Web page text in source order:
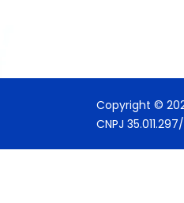
Copyright ©
CNPJ